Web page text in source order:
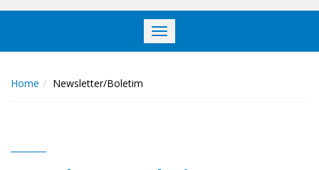
Toggle
navigation
Home Newsletter/Boletim